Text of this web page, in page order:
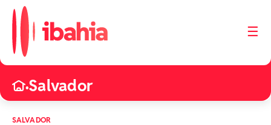
☰
•Salvador
SALVADOR